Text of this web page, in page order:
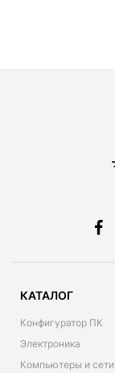
КАТАЛОГ
Конфигуратор ПК
Электроника
Компьютеры и сети